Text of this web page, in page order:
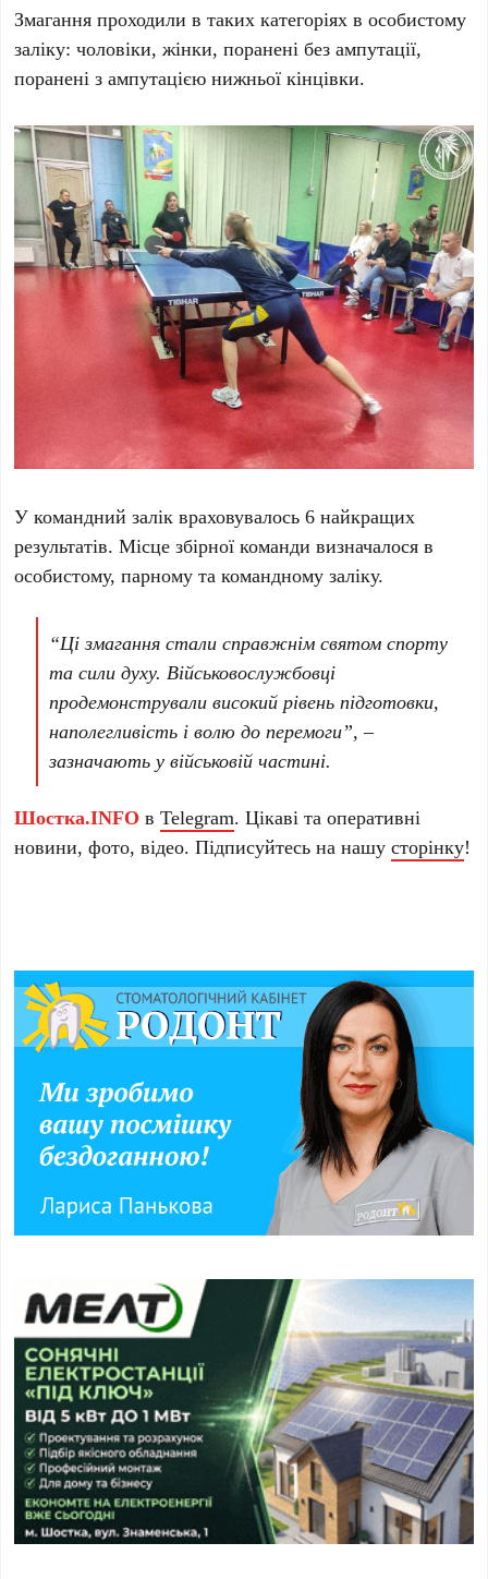
Змагання проходили в таких категоріях в особистому
заліку: чоловіки, жінки, поранені без ампутації,
поранені з ампутацією нижньої кінцівки.
У командний залік враховувалось 6 найкращих
результатів. Місце збірної команди визначалося в
особистому, парному та командному заліку.
“Ці змагання стали справжнім святом спорту
та сили духу. Військовослужбовці
продемонстрували високий рівень підготовки,
наполегливість і волю до перемоги”, –
зазначають у військовій частині.
Шостка.INFO вTelegram. Цікаві та оперативні
новини, фото, відео. Підписуйтесь на нашусторінку!